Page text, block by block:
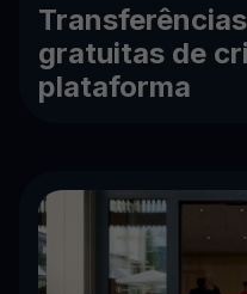
gratuitas de
plataforma